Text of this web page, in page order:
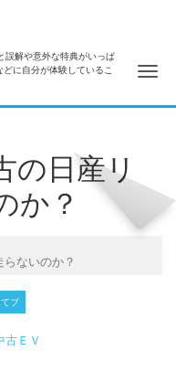
誤解や意外な特典がいっぱ
に自分が体験しているこ
ナ
の日産リ
か？
らないのか？
ブ
古ＥＶ